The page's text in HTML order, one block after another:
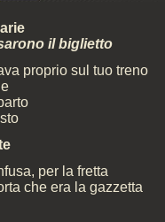
il biglietto
proprio sul tuo treno
per la fretta
che era la gazzetta